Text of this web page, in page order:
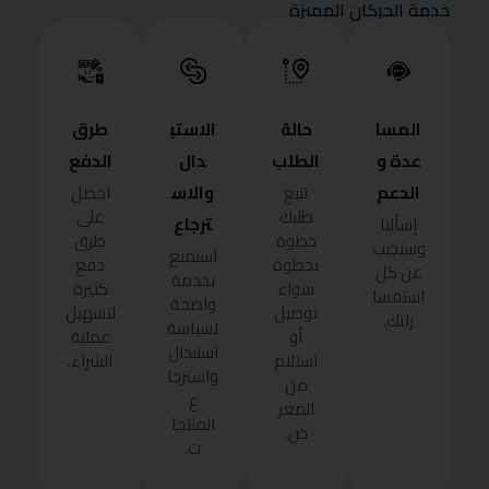
خدمة الحركان المميزة
المسا
عدة و
الدعم
إسألنا
وسنجيب
عن كل
استفسا
راتك.
حالة
الطلب
تتبع
طلبك
خطوة
بخطوة
سواء
توصيل
أو
استلام
من
المعر
ض.
الاستب
دال
والاس
ترجاع
استمتع
بخدمة
واضحة
لسياسة
استبدال
واسترجا
ع
المنتجا
ت.
طرق
الدفع
احصل
على
طرق
دفع
كثيرة
لتسهيل
عملية
الشراء.